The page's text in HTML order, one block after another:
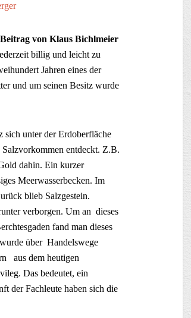
von Klaus Bichlmeier
billig und leicht zu
Jahren eines der
und um seinen Besitz wurde
sich unter der Erdoberfläche
entdeckt. Z.B.
dahin. Ein kurzer
Meerwasserbecken. Im
blieb Salzgestein.
verborgen. Um an dieses
fand man dieses
über Handelswege
aus dem heutigen
Das bedeutet, ein
der Fachleute haben sich die